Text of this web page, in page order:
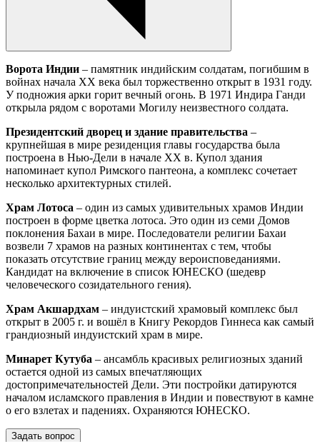
Ворота Индии – памятник индийским солдатам, погибшим в
войнах начала XX века был торжественно открыт в 1931 году.
У подножия арки горит вечный огонь. В 1971 Индира Ганди
открыла рядом с воротами Могилу неизвестного солдата.
Президентский дворец и здание правительства –
крупнейшая в мире резиденция главы государства была
построена в Нью-Дели в начале ХХ в. Купол здания
напоминает купол Римского пантеона, а комплекс сочетает
несколько архитектурных стилей.
Храм Лотоса – один из самых удивительных храмов Индии
построен в форме цветка лотоса. Это один из семи Домов
поклонения Бахаи в мире. Последователи религии Бахаи
возвели 7 храмов на разных континентах с тем, чтобы
показать отсутствие границ между вероисповеданиями.
Кандидат на включение в список ЮНЕСКО (шедевр
человеческого созидательного гения).
Храм Акшардхам – индуистский храмовый комплекс был
открыт в 2005 г. и вошёл в Книгу Рекордов Гиннеса как самый
грандиозный индуистский храм в мире.
Минарет Кутуба – ансамбль красивых религиозных зданий
остается одной из самых впечатляющих
достопримечательностей Дели. Эти постройки датируются
началом исламского правления в Индии и повествуют в камне
о его взлетах и падениях. Охраняются ЮНЕСКО.
Задать вопрос